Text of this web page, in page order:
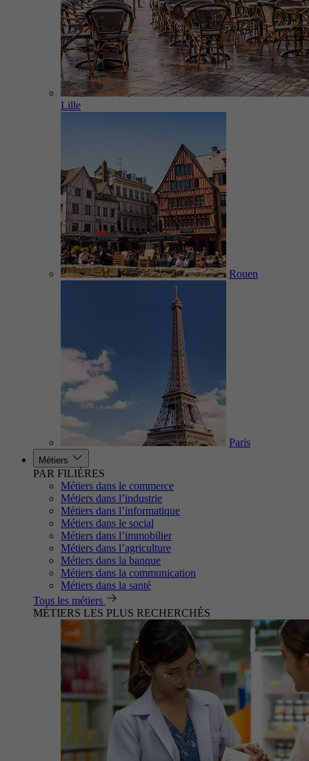
Lille
Rouen
Paris
Métiers
PAR FILIÈRES
Métiers dans le commerce
Métiers dans l’industrie
Métiers dans l’informatique
Métiers dans le social
Métiers dans l’immobilier
Métiers dans l’agriculture
Métiers dans la banque
Métiers dans la communication
Métiers dans la santé
Tous les métiers
MÉTIERS LES PLUS RECHERCHÉS